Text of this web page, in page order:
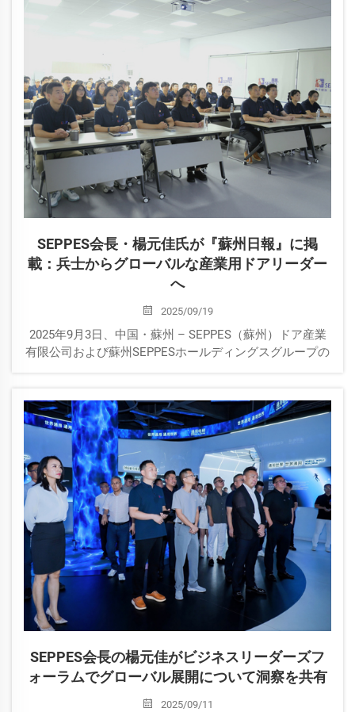
など270名以上が集い、地域間の産業協力の新たな道筋を
模索しました。
SEPPES会長・楊元佳氏が『蘇州日報』に掲
載：兵士からグローバルな産業用ドアリーダー
へ
2025/09/19
2025年9月3日、中国・蘇州 – SEPPES（蘇州）ドア産業
有限公司および蘇州SEPPESホールディングスグループの
SEPPES会長の楊元佳がビジネスリーダーズフ
ォーラムでグローバル展開について洞察を共有
2025/09/11